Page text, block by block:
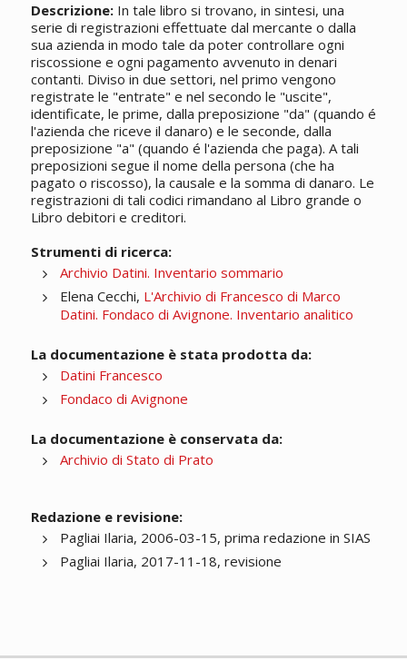
Descrizione:In tale libro si trovano, in sintesi, una
serie di registrazioni effettuate dal mercante o dalla
sua azienda in modo tale da poter controllare ogni
riscossione e ogni pagamento avvenuto in denari
contanti. Diviso in due settori, nel primo vengono
registrate le "entrate" e nel secondo le "uscite",
identificate, le prime, dalla preposizione "da" (quando é
l'azienda che riceve il danaro) e le seconde, dalla
preposizione "a" (quando é l'azienda che paga). A tali
preposizioni segue il nome della persona (che ha
pagato o riscosso), la causale e la somma di danaro. Le
registrazioni di tali codici rimandano al Libro grande o
Libro debitori e creditori.
Strumenti di ricerca:
Archivio Datini. Inventario sommario
Elena Cecchi, L'Archivio di Francesco di Marco
Datini. Fondaco di Avignone. Inventario analitico
La documentazione è stata prodotta da:
Datini Francesco
Fondaco di Avignone
La documentazione è conservata da:
Archivio di Stato di Prato
Redazione e revisione:
Pagliai Ilaria, 2006-03-15, prima redazione in SIAS
Pagliai Ilaria, 2017-11-18, revisione